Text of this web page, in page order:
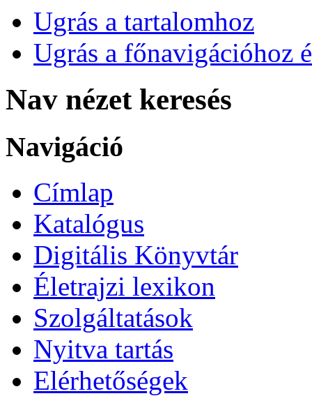
Ugrás a tartalomhoz
Ugrás a főnavigációhoz
Nav nézet keresés
Navigáció
Címlap
Katalógus
Digitális Könyvtár
Életrajzi lexikon
Szolgáltatások
Nyitva tartás
Elérhetőségek